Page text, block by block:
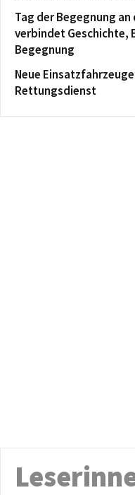
Tag der Begegnung
verbindet Geschichte,
Begegnung
Neue
Rettungsdienst